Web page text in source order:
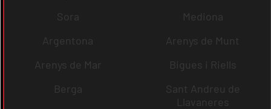
Sora
Mediona
Argentona
Arenys de Munt
Arenys de Mar
Bigues i Riells
Berga
Sant Andreu de
Llavaneres